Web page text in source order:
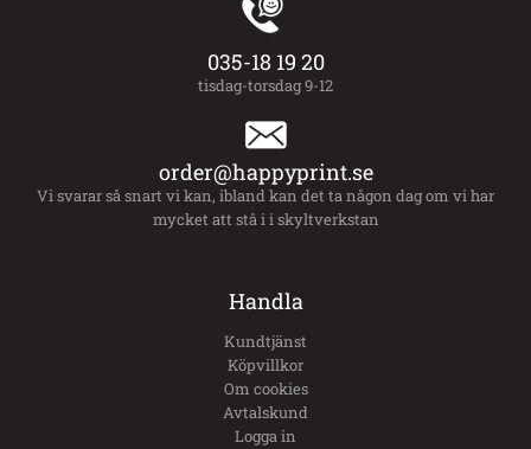
035-18 19 20
tisdag-torsdag 9-12
order@happyprint.se
Vi svarar så snart vi kan, ibland kan det ta någon dag om vi har
mycket att stå i i skyltverkstan
Handla
Kundtjänst
Köpvillkor
Om cookies
Avtalskund
Logga in